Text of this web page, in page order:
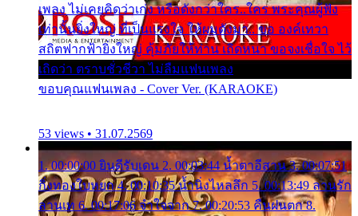
เพลง ไม่เคยคิดว่าเก่ง หรือดังกว่าใคร..ใคร พระคุณผู้ฟัง
เท่านั้นยิ่งใหญ่ ที่เป็นแรงใจ ให้ผมดังมา.. ขอ องค์เทวา
สถิตฟากฟ้ายิ่งใหญ่ คุ้มภัยให้ท่าน เถิดหนา ขอจงเชื่อใจ ไว้
เถิดว่า ตราบชั่วชีวา ไม่ลืมแฟนเพลง
ขอบคุณแฟนเพลง - Cover Ver. (KARAOKE)
53 views • 31.07.2569
1. 00:00:00 ยินดีรับเดน 2. 00:03:44 น้ำตาอีสาน 3. 00:07:51
กิ่งทองใบหยก 4. 00:10:35 น้ำนิ่งไหลลึก 5. 00:13:49 ลานรัก
ลานเท 6. 00:17:06 จำใจจาก 7. 00:20:53 คืนฝนตก 8.